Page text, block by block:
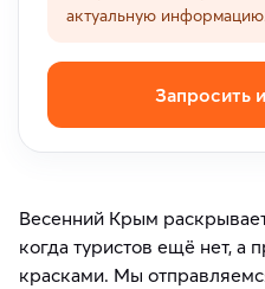
актуальную
Запросить
Весенний Крым
когда туристов ещё нет, а
красками. Мы